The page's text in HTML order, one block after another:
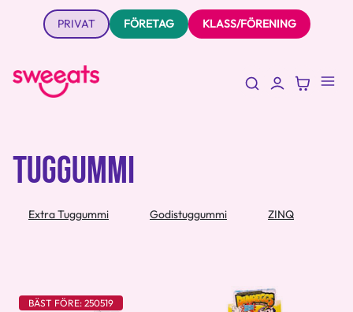
PRIVAT FÖRETAG KLASS/FÖRENING
TUGGUMMI
Extra Tuggummi Godistuggummi ZINQ
BÄST FÖRE: 250519